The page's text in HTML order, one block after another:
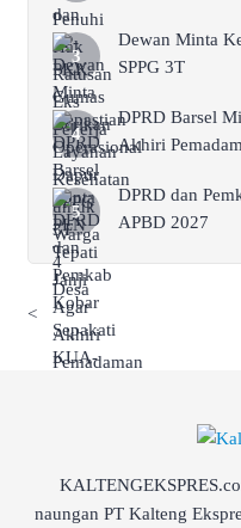
Dewan Minta
SPPG 3T
DPRD Barsel
Akhiri
DPRD dan
APBD 2027
<
naungan PT Kalteng